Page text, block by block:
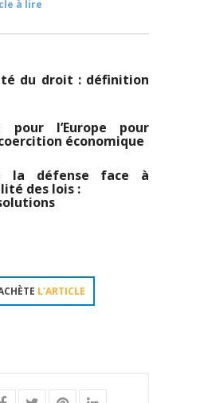
à lire
du droit : définition
pour l’Europe pour
économique
la défense face à
des lois :
L'ARTICLE